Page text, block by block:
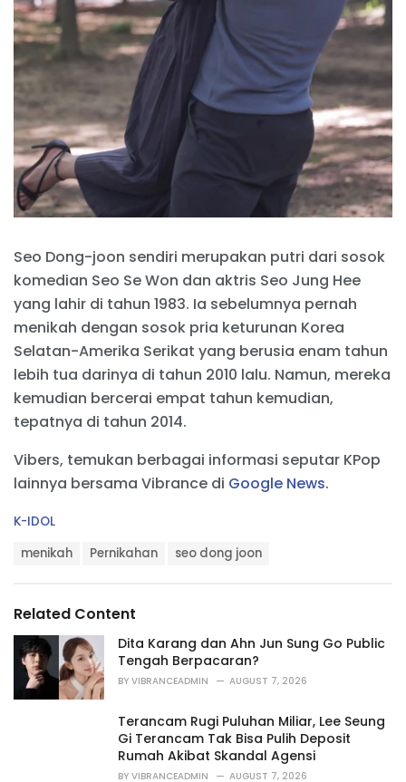
Seo Dong-joon sendiri merupakan putri dari sosok
komedian Seo Se Won dan aktris Seo Jung Hee
yang lahir di tahun 1983. Ia sebelumnya pernah
menikah dengan sosok pria keturunan Korea
Selatan-Amerika Serikat yang berusia enam tahun
lebih tua darinya di tahun 2010 lalu. Namun, mereka
kemudian bercerai empat tahun kemudian,
tepatnya di tahun 2014.
Vibers, temukan berbagai informasi seputar KPop
lainnya bersama Vibrance di Google News.
C
r
i
K-IDOL
:
menikah Pernikahan seo dong joon
Related Content
Dita Karang dan Ahn Jun Sung Go Public
Tengah Berpacaran?
BY VIBRANCEADMIN AUGUST 7, 2026
Terancam Rugi Puluhan Miliar, Lee Seung
Gi Terancam Tak Bisa Pulih Deposit
Rumah Akibat Skandal Agensi
BY VIBRANCEADMIN AUGUST 7, 2026